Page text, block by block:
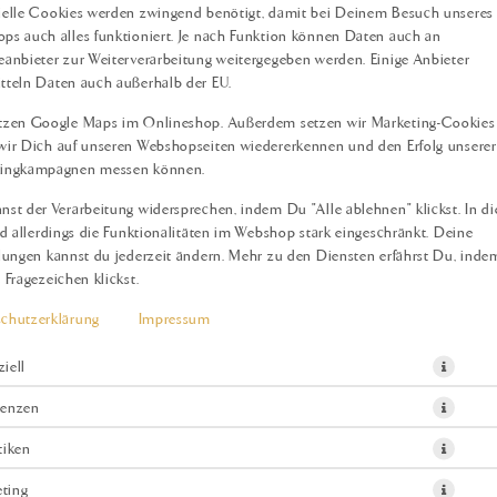
Cookies werden zwingend benötigt, damit bei Deinem Besuch unseres
auch alles funktioniert. Je nach Funktion können Daten auch an
zur Weiterverarbeitung weitergegeben werden. Einige Anbieter
Daten auch außerhalb der EU.
Google Maps im Onlineshop. Außerdem setzen wir Marketing-Cookies
Dich auf unseren Webshopseiten wiedererkennen und den Erfolg unserer
messen können.
der Verarbeitung widersprechen, indem Du "Alle ablehnen" klickst. In
allerdings die Funktionalitäten im Webshop stark eingeschränkt. Deine
kannst du jederzeit ändern. Mehr zu den Diensten erfährst Du,
Fragezeichen klickst.
Impressum
ARTIKELDETAILS
GARNELEN MAKHAN
Produktinfos